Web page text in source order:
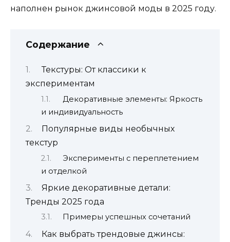
наполнен рынок джинсовой моды в 2025 году.
Содержание
Текстуры: От классики к
экспериментам
Декоративные элементы: Яркость
и индивидуальность
Популярные виды необычных
текстур
Эксперименты с переплетением
и отделкой
Яркие декоративные детали:
Тренды 2025 года
Примеры успешных сочетаний
Как выбрать трендовые джинсы: